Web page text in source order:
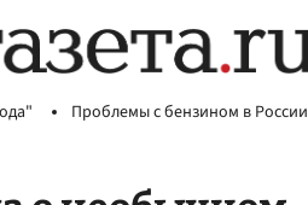
Проблемы с бензином в России